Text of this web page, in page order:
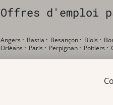
Offres d'emploi
Angers · Bastia · Besançon · Blois ·
Orléans · Paris · Perpignan · Poitiers ·
Offres d'emploi